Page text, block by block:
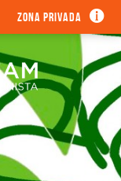
Zona privada